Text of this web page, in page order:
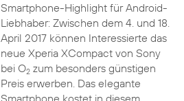
Smartphone-Highlight für Android-
Liebhaber: Zwischen dem 4. und 18.
April 2017 können Interessierte das
neue Xperia XCompact von Sony
bei O2zum besonders günstigen
Preis erwerben. Das elegante
Smartphone kostet in diesem